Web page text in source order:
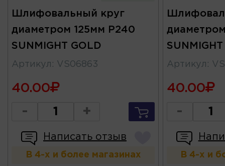
Шлифовальный круг
диаметром 125мм P240
SUNMIGHT GOLD
Артикул : VS06863
40.00
- +
Написать отзыв
В 4-х и более магазинах
Артикул :
40.00
-
В 4-х и